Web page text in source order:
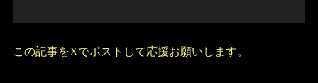
この記事をXでポストして応援お願いします。